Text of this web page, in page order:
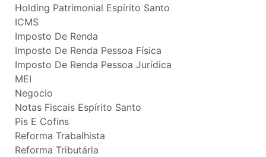
Holding Patrimonial Espírito Santo
ICMS
Imposto De Renda
Imposto De Renda Pessoa Física
Imposto De Renda Pessoa Jurídica
MEI
Negocio
Notas Fiscais Espírito Santo
Pis E Cofins
Reforma Trabalhista
Reforma Tributária